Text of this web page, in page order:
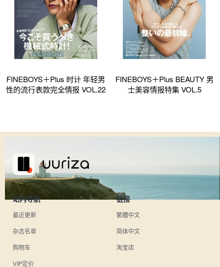
FINEBOYS＋Plus 时计 年轻男
性的流行表款完全情报 VOL.22
FINEBOYS＋Plus BEAUTY 男
士美容情报特集 VOL.5
站内导航
最近更新
杂志名单
购物车
VIP定价
链接
繁體中文
简体中文
淘宝店